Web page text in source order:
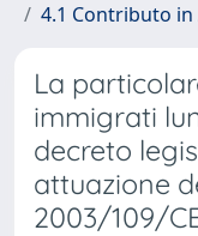
4.1 Contributo
La
immigrati
decreto
attuazione
2003/109/